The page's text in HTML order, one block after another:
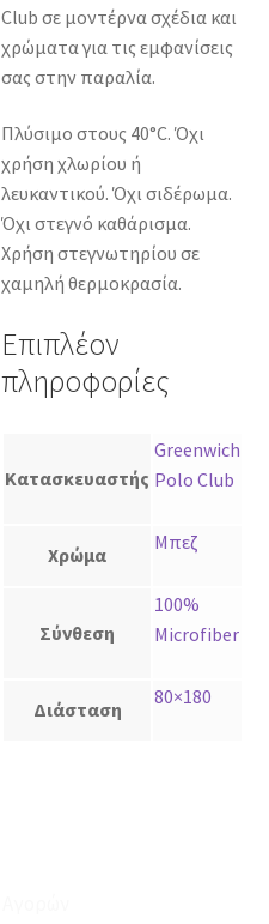
Club σε μοντέρνα σχέδια και
χρώματα για τις εμφανίσεις
σας στην παραλία.
Πλύσιμο στους 40°C. Όχι
χρήση χλωρίου ή
λευκαντικού. Όχι σιδέρωμα.
Όχι στεγνό καθάρισμα.
Χρήση στεγνωτηρίου σε
χαμηλή θερμοκρασία.
Επιπλέον
πληροφορίες
Κατασκευαστής
Greenwich
Polo Club
Χρώμα
Μπεζ
Σύνθεση
100%
Microfiber
Διάσταση
80×180